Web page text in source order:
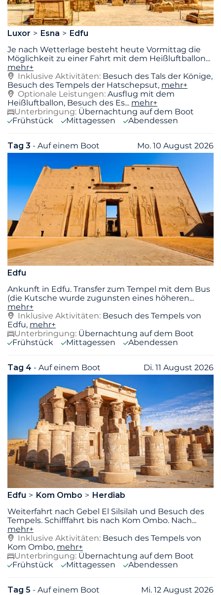
Luxor Esna
Edfu
Je nach Wetterlage besteht heute Vormittag die
Möglichkeit zu einer Fahrt mit dem Heißluftballon...
mehr+
Inklusive Aktivitäten: Besuch des Tals der Könige,
Besuch des Tempels der Hatschepsut, mehr+
Optionale Leistungen: Ausflug mit dem
Heißluftballon, Besuch des Es... mehr+
Unterbringung: Übernachtung auf dem Boot
Frühstück
Mittagessen Abendessen
Tag 3 - Auf einem Boot Mo. 10 August 2026
Edfu
Ankunft in Edfu. Transfer zum Tempel mit dem Bus
(die Kutsche wurde zugunsten eines höheren...
mehr+
Inklusive Aktivitäten: Besuch des Tempels von
Edfu, mehr+
Unterbringung: Übernachtung auf dem Boot
Frühstück
Mittagessen Abendessen
Tag 4 - Auf einem Boot Di. 11 August 2026
Edfu Kom Ombo
Herdiab
Weiterfahrt nach Gebel El Silsilah und Besuch des
Tempels. Schifffahrt bis nach Kom Ombo. Nach...
mehr+
Inklusive Aktivitäten: Besuch des Tempels von
Kom Ombo, mehr+
Unterbringung: Übernachtung auf dem Boot
Frühstück
Mittagessen Abendessen
Tag 5 - Auf einem Boot Mi. 12 August 2026